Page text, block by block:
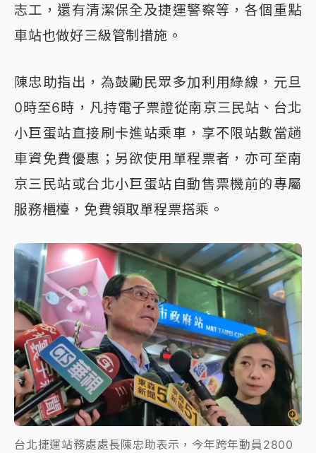
志工，還有清潔保全及捷運警察等，各個重點
車站也做好三級管制措施。
陳忠助指出，為鼓勵民眾多加利用綠線，元旦
0時至6時，凡持電子票證從南京三民站、台北
小巨蛋站直接刷卡進站乘車，享不限站數當趟
車資免費優惠；另欲使用單程票者，亦可至南
京三民站或台北小巨蛋站自動售票機前的專屬
服務櫃檯，免費領取單程票搭乘。
台北捷運站務處處長陳忠助表示，今年跨年動員2800